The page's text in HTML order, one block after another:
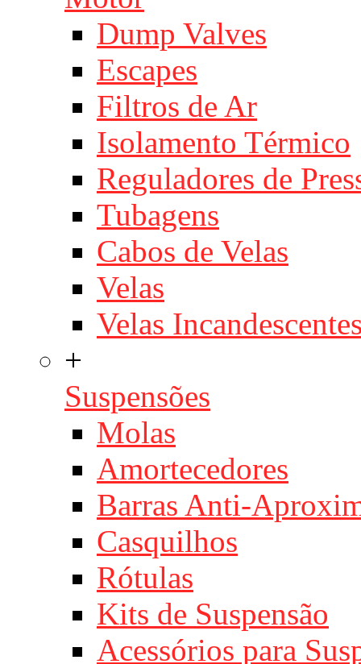
Dump Valves
Escapes
Filtros de Ar
Isolamento Térmico
Reguladores de
Tubagens
Cabos de Velas
Velas
Velas
+
Suspensões
Molas
Amortecedores
Barras Anti-
Casquilhos
Rótulas
Kits de Suspensão
Acessórios para